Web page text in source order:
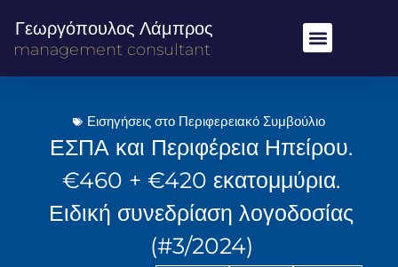
Γεωργόπουλος Λάμπρος
management consultant
Εισηγήσεις στο Περιφερειακό Συμβούλιο
ΕΣΠΑ και Περιφέρεια Ηπείρου.
€460 + €420 εκατομμύρια.
Ειδική συνεδρίαση λογοδοσίας
(#3/2024)